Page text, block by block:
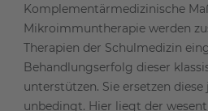
Komplementärmedizinische
Mikroimmuntherapie werden
Therapien der Schulmedizin
Behandlungserfolg dieser
unterstützen. Sie ersetzen
unbedingt. Hier liegt der